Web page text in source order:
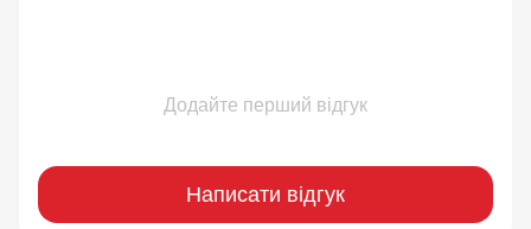
Додайте перший відгук
Написати відгук